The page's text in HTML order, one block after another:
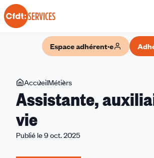
Panneau de gestion des cookies
SERVICES
Espace adhérent·e
Vous
êtes
ici
AccueilMétiers
auxiliaire
Assistante,
vie
Publié le 9 oct. 2025